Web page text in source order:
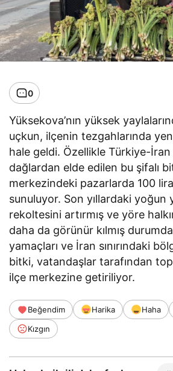
0
Yüksekova’nın yüksek
uçkun, ilçenin tezgahlarında
hale geldi. Özellikle Türkiye-İran
dağlardan elde edilen bu şifalı
merkezindeki pazarlarda 100
sunuluyor. Son yıllardaki yoğun
rekoltesini artırmış ve yöre
daha da görünür kılmış
yamaçları ve İran sınırındaki
bitki, vatandaşlar tarafından
ilçe merkezine getiriliyor.
Beğendim Harika Haha
Kızgın